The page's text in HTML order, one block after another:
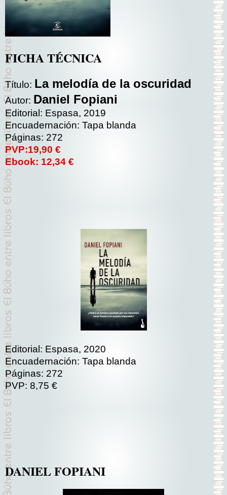
FICHA TÉCNICA
Título: La melodía de la oscuridad
Autor: Daniel Fopiani
Editorial: Espasa, 2019
Encuadernación: Tapa blanda
Páginas: 272
PVP:19,90 €
Ebook: 12,34 €
Editorial: Espasa, 2020
Encuadernación: Tapa blanda
Páginas: 272
PVP: 8,75 €
DANIEL FOPIANI